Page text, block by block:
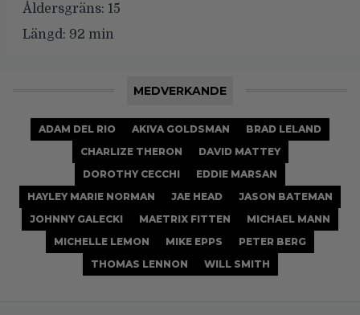
Åldersgräns: 15
Längd: 92 min
MEDVERKANDE
ADAM DEL RIO AKIVA GOLDSMAN
BRAD LELAND
CHARLIZE THERON
DAVID MATTEY
DOROTHY CECCHI
EDDIE MARSAN
HAYLEY MARIE NORMAN
JAE HEAD
JASON BATEMAN
JOHNNY GALECKI
MAETRIX FITTEN
MICHAEL MANN
MICHELLE LEMON
MIKE EPPS
PETER BERG
THOMAS LENNON
WILL SMITH